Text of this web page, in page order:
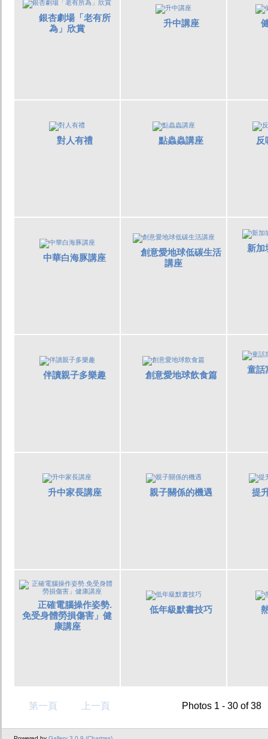
銀杏劇場「老有所
為」欣賞
升中講座
對人有禮 點蟲蟲講座 反
中華白海豚講座
創意愛地球低碳生活
講座
新加
伴讀親子多樂趣 創意愛地球飲食篇
童話
升中家長講座 親子關係的機遇 提
正確電腦操作姿勢.
免受身體勞損傷害」健
康講座
低年級默書技巧
第一頁 上一頁 Photos 1 - 30 of 38